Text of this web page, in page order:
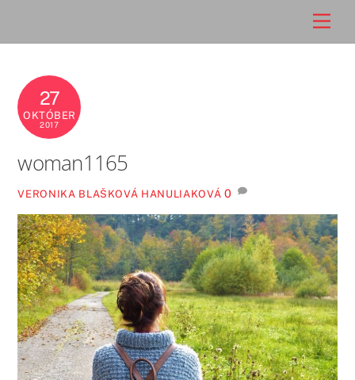
27
OKTÓBER
2017
woman1165
VERONIKA BLAŠKOVÁ HANULIAKOVÁ 0